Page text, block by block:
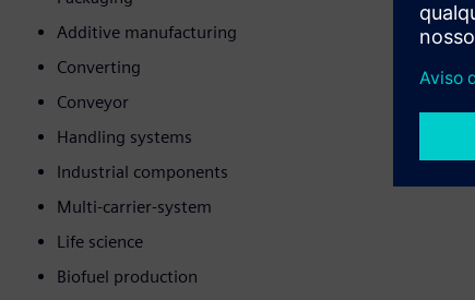
Additive manufacturing
Converting
Conveyor
Handling systems
Industrial components
Multi-carrier-system
Life science
Biofuel production